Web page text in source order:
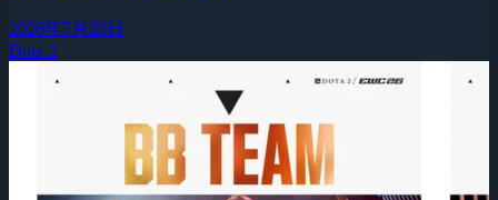
2026年7月20日
Dota 2